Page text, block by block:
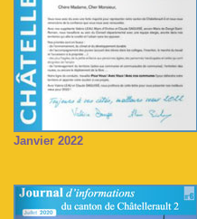
Janvier 2022